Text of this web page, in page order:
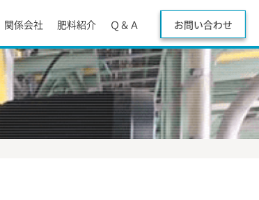
関係会社 肥料紹介 Ｑ＆Ａ お問い合わせ
お問い合わせ